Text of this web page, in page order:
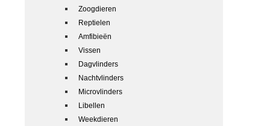
Zoogdieren
Reptielen
Amfibieën
Vissen
Dagvlinders
Nachtvlinders
Microvlinders
Libellen
Weekdieren